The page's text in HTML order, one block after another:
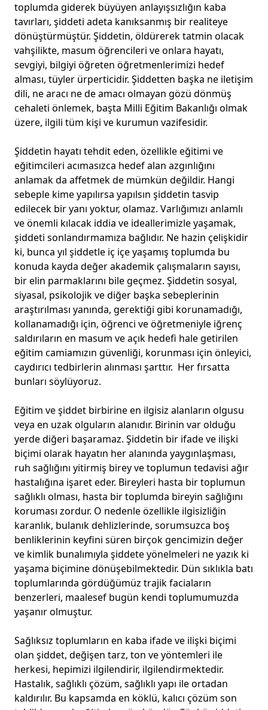
toplumda giderek büyüyen anlayışsızlığın kaba
tavırları, şiddeti adeta kanıksanmış bir realiteye
dönüştürmüştür. Şiddetin, öldürerek tatmin olacak
vahşilikte, masum öğrencileri ve onlara hayatı,
sevgiyi, bilgiyi öğreten öğretmenlerimizi hedef
alması, tüyler ürperticidir. Şiddetten başka ne iletişim
dili, ne aracı ne de amacı olmayan gözü dönmüş
cehaleti önlemek, başta Milli Eğitim Bakanlığı olmak
üzere, ilgili tüm kişi ve kurumun vazifesidir.
Şiddetin hayatı tehdit eden, özellikle eğitimi ve
eğitimcileri acımasızca hedef alan azgınlığını
anlamak da affetmek de mümkün değildir. Hangi
sebeple kime yapılırsa yapılsın şiddetin tasvip
edilecek bir yanı yoktur, olamaz. Varlığımızı anlamlı
ve önemli kılacak iddia ve ideallerimizle yaşamak,
şiddeti sonlandırmamıza bağlıdır. Ne hazin çelişkidir
ki, bunca yıl şiddetle iç içe yaşamış toplumda bu
konuda kayda değer akademik çalışmaların sayısı,
bir elin parmaklarını bile geçmez. Şiddetin sosyal,
siyasal, psikolojik ve diğer başka sebeplerinin
araştırılması yanında, gerektiği gibi korunamadığı,
kollanamadığı için, öğrenci ve öğretmeniyle iğrenç
saldırıların en masum ve açık hedefi hale getirilen
eğitim camiamızın güvenliği, korunması için önleyici,
caydırıcı tedbirlerin alınması şarttır. Her fırsatta
bunları söylüyoruz.
Eğitim ve şiddet birbirine en ilgisiz alanların olgusu
veya en uzak olguların alanıdır. Birinin var olduğu
yerde diğeri başaramaz. Şiddetin bir ifade ve ilişki
biçimi olarak hayatın her alanında yaygınlaşması,
ruh sağlığını yitirmiş birey ve toplumun tedavisi ağır
hastalığına işaret eder. Bireyleri hasta bir toplumun
sağlıklı olması, hasta bir toplumda bireyin sağlığını
koruması zordur. O nedenle özellikle ilgisizliğin
karanlık, bulanık dehlizlerinde, sorumsuzca boş
benliklerinin keyfini süren birçok gencimizin değer
ve kimlik bunalımıyla şiddete yönelmeleri ne yazık ki
yaşama biçimine dönüşebilmektedir. Dün sıklıkla batı
toplumlarında gördüğümüz trajik faciaların
benzerleri, maalesef bugün kendi toplumumuzda
yaşanır olmuştur.
Sağlıksız toplumların en kaba ifade ve ilişki biçimi
olan şiddet, değişen tarz, ton ve yöntemleri ile
herkesi, hepimizi ilgilendirir, ilgilendirmektedir.
Hastalık, sağlıklı çözüm, sağlıklı yapı ile ortadan
kaldırılır. Bu kapsamda en köklü, kalıcı çözüm son